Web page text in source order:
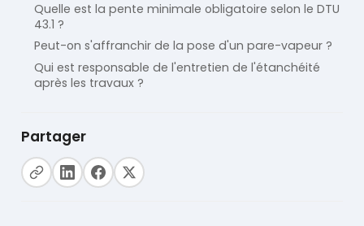
Quelle est la pente minimale obligatoire selon le DTU
43.1 ?
Peut-on s'affranchir de la pose d'un pare-vapeur ?
Qui est responsable de l'entretien de l'étanchéité
après les travaux ?
Partager